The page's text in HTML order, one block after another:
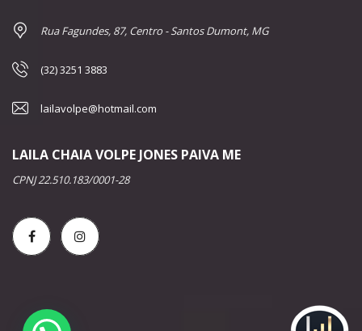
Rua Fagundes, 87, Centro - Santos Dumont, MG
(32) 3251 3883
lailavolpe@hotmail.com
LAILA CHAIA VOLPE JONES PAIVA ME
CPNJ 22.510.183/0001-28